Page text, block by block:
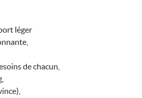
léger
de chacun,